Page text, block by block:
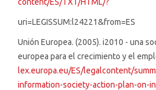
uri=LEGISSUM:l24221&from=ES
Unión Europea. (2005). i2010 - una
europea para el crecimiento y el
lex.europa.eu/ES/legalcontent/
information-society-action-plan-on-